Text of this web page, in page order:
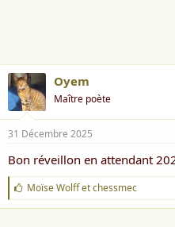
Oyem
Maître poète
31 Décembre 2025
Bon réveillon en attendant
J
'
a
Moïse Wolffetchessmec